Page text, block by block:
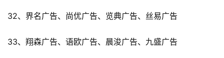
32、界名广告、尚优广告、览典广告、丝易广告
33、翔森广告、语欧广告、晨浚广告、九盛广告